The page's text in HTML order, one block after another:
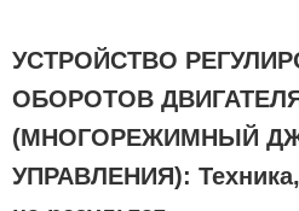
УСТРОЙСТВО
ОБОРОТОВ
(МНОГОРЕЖИМНЫЙ
УПРАВЛЕНИЯ): Техника,